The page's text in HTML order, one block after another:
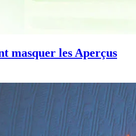
masquer les Aperçus